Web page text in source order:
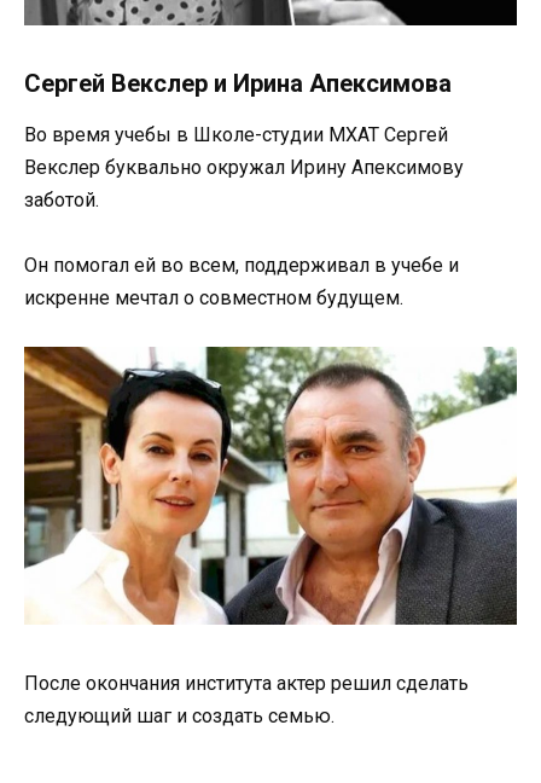
Сергей Векслер и Ирина Апексимова
Во время учебы в Школе-студии МХАТ Сергей
Векслер буквально окружал Ирину Апексимову
заботой.
Он помогал ей во всем, поддерживал в учебе и
искренне мечтал о совместном будущем.
После окончания института актер решил сделать
следующий шаг и создать семью.